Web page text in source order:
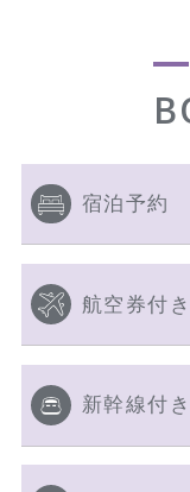
宿泊予約
航空券付
新幹線付